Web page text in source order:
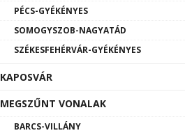
PÉCS-GYÉKÉNYES
SOMOGYSZOB-NAGYATÁD
SZÉKESFEHÉRVÁR-GYÉKÉNYES
KAPOSVÁR
MEGSZŰNT VONALAK
BARCS-VILLÁNY